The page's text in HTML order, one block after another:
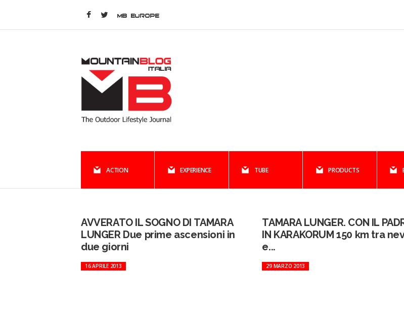
MB EUROPE
ACTION EXPERIENCE TUBE PRODUCTS
AVVERATO IL SOGNO DI TAMARA
LUNGER Due prime ascensioni in
due giorni
16 APRILE 2013
TAMARA LUNGER. CON IL
IN KARAKORUM 150 km tra
e...
29 MARZO 2013